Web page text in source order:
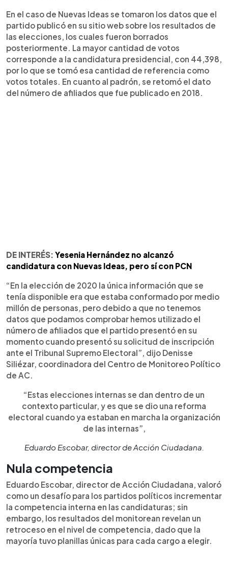
En el caso de Nuevas Ideas se tomaron los datos que el
partido publicó en su sitio web sobre los resultados de
las elecciones, los cuales fueron borrados
posteriormente. La mayor cantidad de votos
corresponde a la candidatura presidencial, con 44,398,
por lo que se tomó esa cantidad de referencia como
votos totales. En cuanto al padrón, se retomó el dato
del número de afiliados que fue publicado en 2018.
DE INTERÉS: Yesenia Hernández no alcanzó
candidatura con Nuevas Ideas, pero sí con PCN
“En la elección de 2020 la única información que se
tenía disponible era que estaba conformado por medio
millón de personas, pero debido a que no tenemos
datos que podamos comprobar hemos utilizado el
número de afiliados que el partido presentó en su
momento cuando presentó su solicitud de inscripción
ante el Tribunal Supremo Electoral”, dijo Denisse
Siliézar, coordinadora del Centro de Monitoreo Político
de AC.
“Estas elecciones internas se dan dentro de un
contexto particular, y es que se dio una reforma
electoral cuando ya estaban en marcha la organización
de las internas”,
Eduardo Escobar, director de Acción Ciudadana.
Nula competencia
Eduardo Escobar, director de Acción Ciudadana, valoró
como un desafío para los partidos políticos incrementar
la competencia interna en las candidaturas; sin
embargo, los resultados del monitorean revelan un
retroceso en el nivel de competencia, dado que la
mayoría tuvo planillas únicas para cada cargo a elegir.